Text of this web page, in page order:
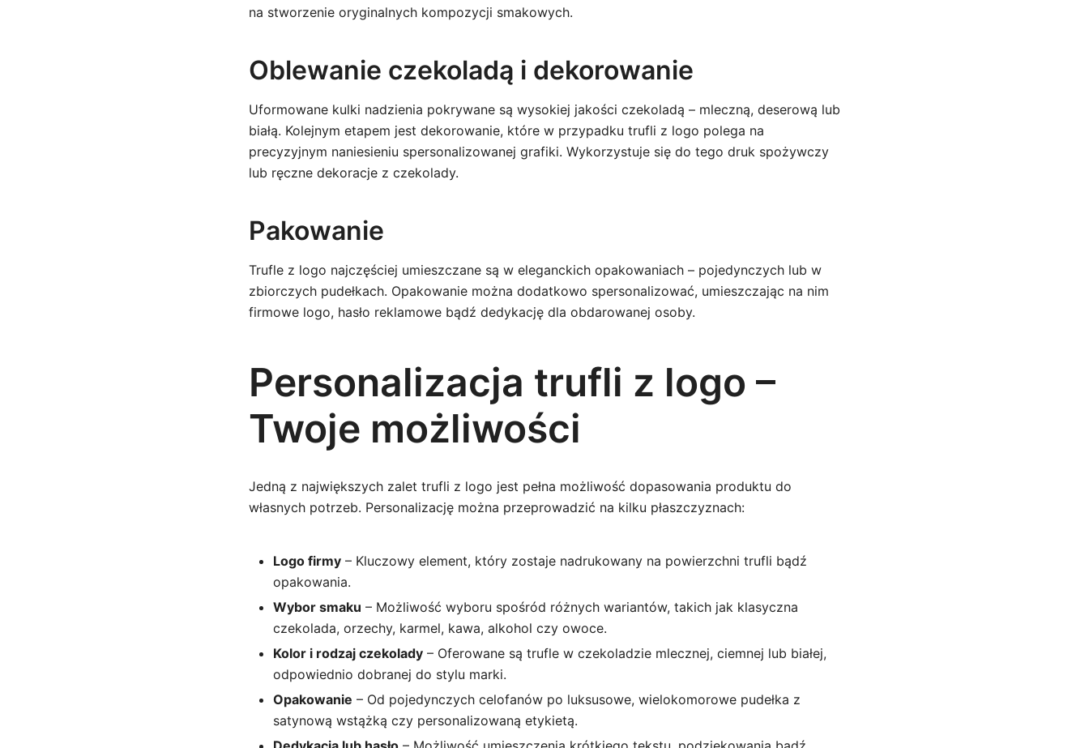
na stworzenie oryginalnych kompozycji smakowych.
Oblewanie czekoladą i dekorowanie
Uformowane kulki nadzienia pokrywane są wysokiej jakości czekoladą – mleczną, deserową lub
białą. Kolejnym etapem jest dekorowanie, które w przypadku trufli z logo polega na
precyzyjnym naniesieniu spersonalizowanej grafiki. Wykorzystuje się do tego druk spożywczy
lub ręczne dekoracje z czekolady.
Pakowanie
Trufle z logo najczęściej umieszczane są w eleganckich opakowaniach – pojedynczych lub w
zbiorczych pudełkach. Opakowanie można dodatkowo spersonalizować, umieszczając na nim
firmowe logo, hasło reklamowe bądź dedykację dla obdarowanej osoby.
Personalizacja trufli z logo –
Twoje możliwości
Jedną z największych zalet trufli z logo jest pełna możliwość dopasowania produktu do
własnych potrzeb. Personalizację można przeprowadzić na kilku płaszczyznach:
Logo firmy – Kluczowy element, który zostaje nadrukowany na powierzchni trufli bądź
opakowania.
Wybor smaku – Możliwość wyboru spośród różnych wariantów, takich jak klasyczna
czekolada, orzechy, karmel, kawa, alkohol czy owoce.
Kolor i rodzaj czekolady – Oferowane są trufle w czekoladzie mlecznej, ciemnej lub białej,
odpowiednio dobranej do stylu marki.
Opakowanie – Od pojedynczych celofanów po luksusowe, wielokomorowe pudełka z
satynową wstążką czy personalizowaną etykietą.